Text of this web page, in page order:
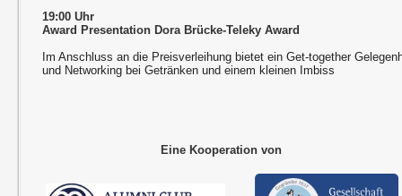
19:00 Uhr
Award Presentation Dora Brücke-Teleky Award
Im Anschluss an die Preisverleihung bietet ein Get-together
und Networking bei Getränken und einem kleinen Imbiss
Eine Kooperation von